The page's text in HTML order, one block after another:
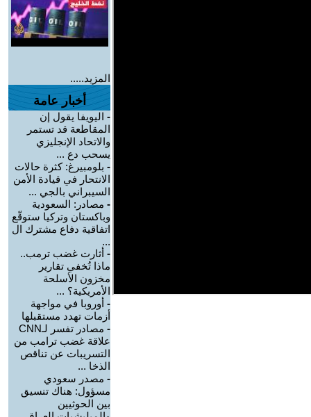
المزيد.....
أخبار عامة
- اليويفا يقول إن
المقاطعة قد تستمر
والاتحاد الإنجليزي
يسحب دع ...
- بلومبيرغ: كثرة حالات
الانتحار في قيادة الأمن
السيبراني بالجي ...
- مصادر: السعودية
وباكستان وتركيا ستوقّع
اتفاقية دفاع مشترك ال
...
- أثارت غضب ترمب..
ماذا تُخفي تقارير
مخزون الأسلحة
الأمريكية؟ ...
- أوروبا في مواجهة
أزمات تهدد مستقبلها
-
مصادر تفسر لـCNN
علاقة غضب ترامب من
التسريبات عن تناقص
الذخا ...
- مصدر سعودي
مسؤول: هناك تنسيق
بين الحوثيين